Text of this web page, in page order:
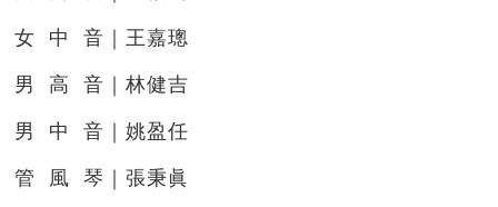
女 中 音｜王嘉璁
男 高 音｜林健吉
男 中 音｜姚盈任
管 風 琴｜張秉眞